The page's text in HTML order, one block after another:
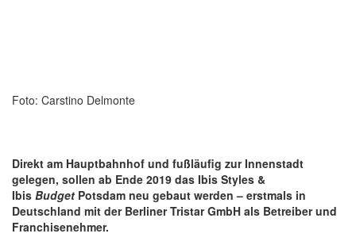
Foto: Carstino Delmonte
Direkt am Hauptbahnhof und fußläufig zur Innenstadt
gelegen, sollen ab Ende 2019 das Ibis Styles &
Ibis Budget Potsdam neu gebaut werden – erstmals in
Deutschland mit der Berliner Tristar GmbH als Betreiber und
Franchisenehmer.